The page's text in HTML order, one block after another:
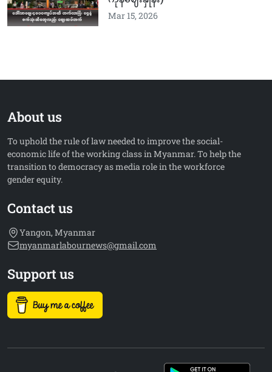
Mar 15, 2026
About us
To uphold the rule of law needed to improve the social-
economic life of the working class in Myanmar. To help the
transition to democracy as media role in the workforce
gender equity.
Contact us
Yangon, Myanmar
myanmarlabournews@gmail.com
Support us